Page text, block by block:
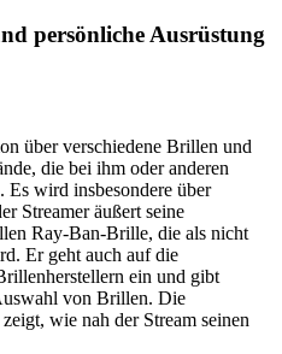
persönliche Ausrüstung
über verschiedene Brillen und
die bei ihm oder anderen
Es wird insbesondere über
Streamer äußert seine
Ray-Ban-Brille, die als nicht
Er geht auch auf die
ein und gibt
von Brillen. Die
wie nah der Stream seinen